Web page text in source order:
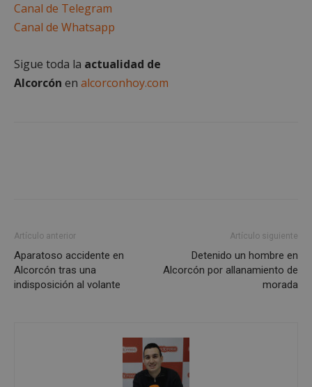
Canal de Telegram
Canal de Whatsapp
Sigue toda la actualidad de
Alcorcón en alcorconhoy.com
Artículo anterior
Aparatoso accidente en
Alcorcón tras una
indisposición al volante
Artículo siguiente
Detenido un hombre en
Alcorcón por allanamiento de
morada
Cookies no clasificadas
El sitio web no se puede utilizar correctamente sin
las cookies estrictamente necesarias.
Nombre
Proveedor/